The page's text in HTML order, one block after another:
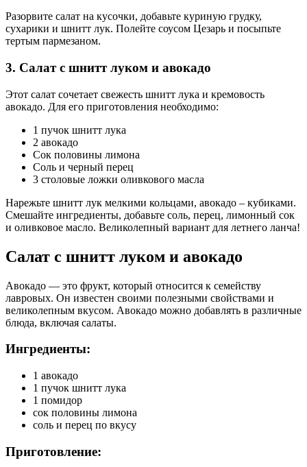
Разорвите салат на кусочки, добавьте куриную грудку,
сухарики и шнитт лук. Полейте соусом Цезарь и посыпьте
тертым пармезаном.
3. Салат с шнитт луком и авокадо
Этот салат сочетает свежесть шнитт лука и кремовость
авокадо. Для его приготовления необходимо:
1 пучок шнитт лука
2 авокадо
Сок половины лимона
Соль и черный перец
3 столовые ложки оливкового масла
Нарежьте шнитт лук мелкими кольцами, авокадо – кубиками.
Смешайте ингредиенты, добавьте соль, перец, лимонный сок
и оливковое масло. Великолепный вариант для летнего ланча!
Салат с шнитт луком и авокадо
Авокадо — это фрукт, который относится к семейству
лавровых. Он известен своими полезными свойствами и
великолепным вкусом. Авокадо можно добавлять в различные
блюда, включая салаты.
Ингредиенты:
1 авокадо
1 пучок шнитт лука
1 помидор
сок половины лимона
соль и перец по вкусу
Приготовление: